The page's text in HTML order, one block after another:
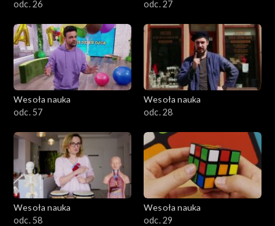
odc. 26 odc. 27
Wesoła nauka
odc. 57
Wesoła nauka
odc. 28
Wesoła nauka
odc. 58
Wesoła nauka
odc. 29